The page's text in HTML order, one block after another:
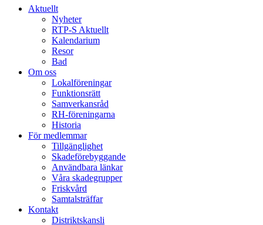
Aktuellt
Nyheter
RTP-S Aktuellt
Kalendarium
Resor
Bad
Om oss
Lokalföreningar
Funktionsrätt
Samverkansråd
RH-föreningarna
Historia
För medlemmar
Tillgänglighet
Skadeförebyggande
Användbara länkar
Våra skadegrupper
Friskvård
Samtalsträffar
Kontakt
Distriktskansli